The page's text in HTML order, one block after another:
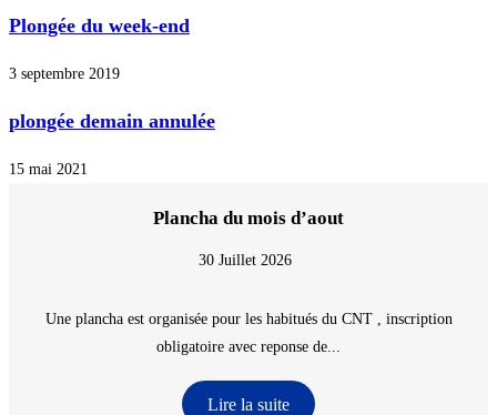
Plongée du week-end
3 septembre 2019
plongée demain annulée
15 mai 2021
Plancha du mois d’aout
30 Juillet 2026
Une plancha est organisée pour les habitués du CNT , inscription
obligatoire avec reponse de...
Lire la suite